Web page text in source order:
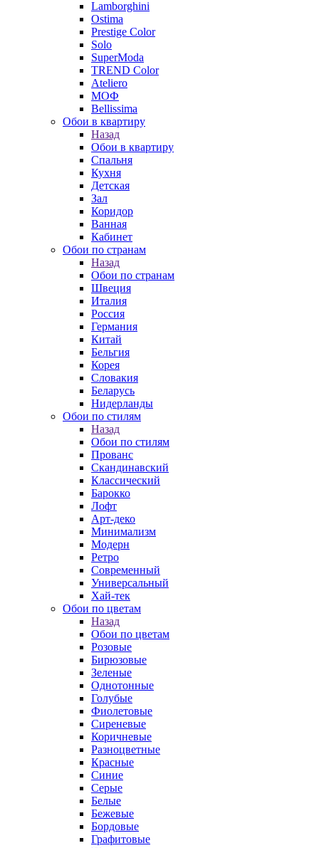
Lamborghini
Ostima
Prestige Color
Solo
SuperModa
TREND Color
Ateliero
МОФ
Bellissima
Обои в квартиру
Назад
Обои в квартиру
Спальня
Кухня
Детская
Зал
Коридор
Ванная
Кабинет
Обои по странам
Назад
Обои по странам
Швеция
Италия
Россия
Германия
Китай
Бельгия
Корея
Словакия
Беларусь
Нидерланды
Обои по стилям
Назад
Обои по стилям
Прованс
Скандинавский
Классический
Барокко
Лофт
Арт-деко
Минимализм
Модерн
Ретро
Современный
Универсальный
Хай-тек
Обои по цветам
Назад
Обои по цветам
Розовые
Бирюзовые
Зеленые
Однотонные
Голубые
Фиолетовые
Сиреневые
Коричневые
Разноцветные
Красные
Синие
Серые
Белые
Бежевые
Бордовые
Графитовые